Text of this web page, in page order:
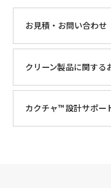
お見積・お問い合わせ
クリーン製品に関する
カクチャ™ 設計サポー